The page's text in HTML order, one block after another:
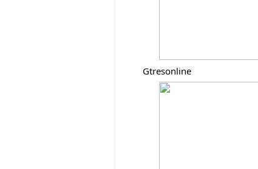
Gtresonline